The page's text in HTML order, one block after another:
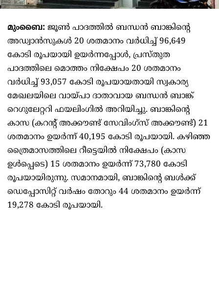
മുംബൈ: ജൂൺ പാദത്തിൽ ബന്ധൻ ബാങ്കിന്റെ
അഡ്വാൻസുകൾ 20 ശതമാനം വർധിച്ച് 96,649
കോടി രൂപയായി ഉയർന്നപ്പോൾ, പ്രസ്തുത
പാദത്തിലെ മൊത്തം നിക്ഷേപം 20 ശതമാനം
വർധിച്ച് 93,057 കോടി രൂപയായതായി സ്വകാര്യ
മേഖലയിലെ വായ്പാ ദാതാവായ ബന്ധൻ ബാങ്ക്
റെഗുലേറ്ററി ഫയലിംഗിൽ അറിയിച്ചു. ബാങ്കിന്റെ
കാസ (കറന്റ് അക്കൗണ്ട് സേവിംഗ്സ് അക്കൗണ്ട്) 21
ശതമാനം ഉയർന്ന് 40,195 കോടി രൂപയായി. കഴിഞ്ഞ
ത്രൈമാസത്തിലെ റീട്ടെയിൽ നിക്ഷേപം (കാസ
ഉൾപ്പെടെ) 15 ശതമാനം ഉയർന്ന് 73,780 കോടി
രൂപയായിരുന്നു. സമാനമായി, ബാങ്കിന്റെ ബൾക്ക്
ഡെപ്പോസിറ്റ് വർഷം തോറും 44 ശതമാനം ഉയർന്ന്
19,278 കോടി രൂപയായി.